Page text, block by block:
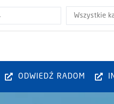
Wszystkie
ODWIEDŹ RADOM